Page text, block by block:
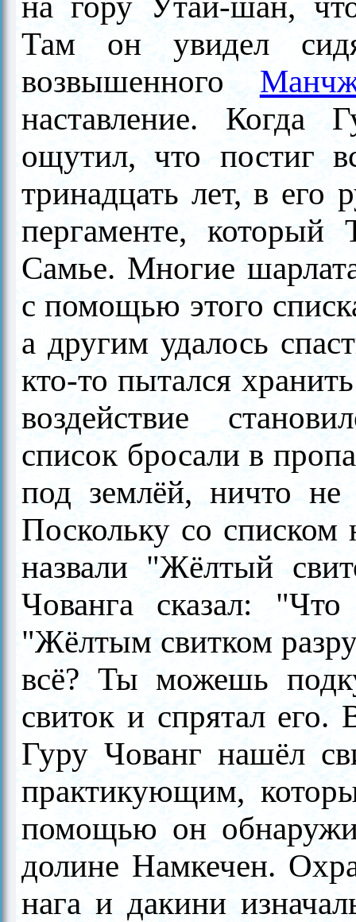
Там он увидел
возвышенного
наставление. Когда
ощутил, что постиг
тринадцать лет, в его
пергаменте,
Самье. Многие
с помощью этого
а другим удалось
кто-то пытался
воздействие
список бросали в
под землёй, ничто
Поскольку со списком
назвали "Жёлтый
Чованга сказал:
"Жёлтым свитком
всё? Ты можешь
свиток и спрятал его.
Гуру Чованг нашёл
практикующим,
помо­щью он
долине Намкечен.
нага и дакини